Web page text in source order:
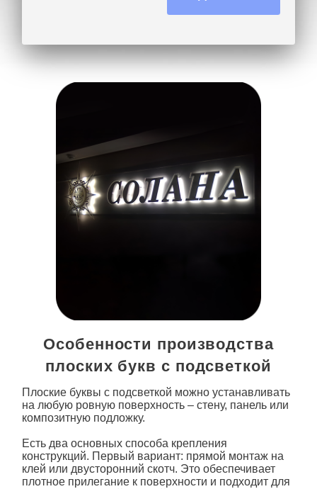
Особенности производства
плоских букв с подсветкой
Плоские буквы с подсветкой можно устанавливать
на любую ровную поверхность – стену, панель или
композитную подложку.
Есть два основных способа крепления
конструкций. Первый вариант: прямой монтаж на
клей или двусторонний скотч. Это обеспечивает
плотное прилегание к поверхности и подходит для